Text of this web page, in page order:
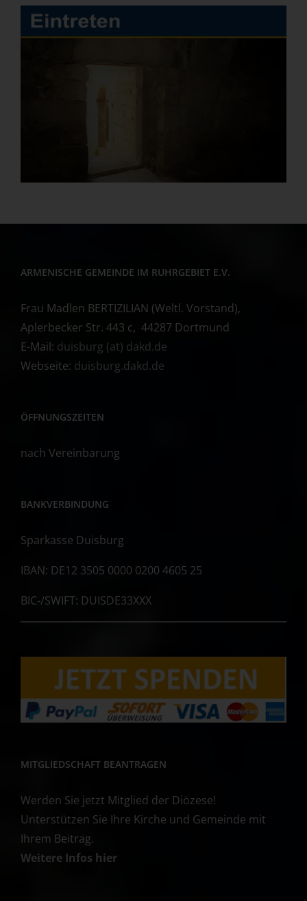
ARMENISCHE GEMEINDE IM RUHRGEBIET E.V.
Frau Madlen BERTIZILIAN (Weltl. Vorstand),
Aplerbecker Str. 443 c, 44287 Dortmund
E-Mail: duisburg (at) dakd.de
Webseite: duisburg.dakd.de
ÖFFNUNGSZEITEN
nach Vereinbarung
BANKVERBINDUNG
Sparkasse Duisburg
IBAN: DE12 3505 0000 0200 4605 25
BIC-/SWIFT: DUISDE33XXX
MITGLIEDSCHAFT BEANTRAGEN
Werden Sie jetzt Mitglied der Diözese!
Unterstützen Sie Ihre Kirche und Gemeinde mit
Ihrem Beitrag.
Weitere Infos hier